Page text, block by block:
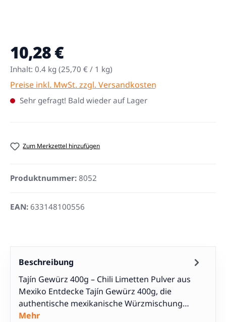
Regulärer Preis:
10,28 €
Inhalt: 0.4 kg (25,70 € / 1 kg)
Preise inkl. MwSt. zzgl. Versandkosten
Sehr gefragt! Bald wieder auf Lager
Zum Merkzettel hinzufügen
Produktnummer: 8052
EAN: 633148100556
Beschreibung
Tajín Gewürz 400g – Chili Limetten Pulver aus
Mexiko Entdecke Tajín Gewürz 400g, die
authentische mexikanische Würzmischung…
Mehr